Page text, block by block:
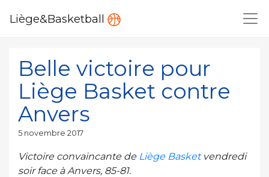
Liège&Basketball
Belle victoire pour
Liège Basket contre
Anvers
Publié
5 novembre 2017
Victoire convaincante de Liège Basketvendredi
soir face à Anvers, 85-81.